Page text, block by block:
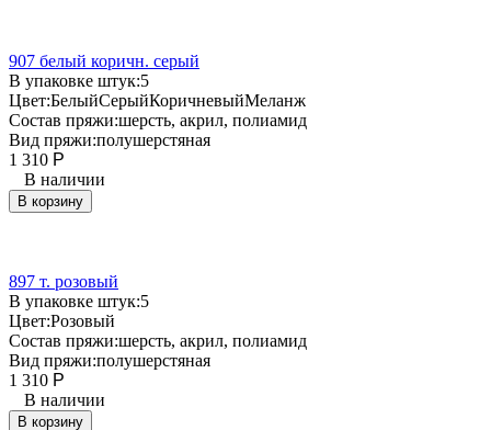
907 белый коричн. серый
В упаковке штук:5
Цвет:БелыйСерыйКоричневыйМеланж
Состав пряжи:шерсть, акрил, полиамид
Вид пряжи:полушерстяная
1 310 Р
В наличии
В корзину
897 т. розовый
В упаковке штук:5
Цвет:Розовый
Состав пряжи:шерсть, акрил, полиамид
Вид пряжи:полушерстяная
1 310 Р
В наличии
В корзину